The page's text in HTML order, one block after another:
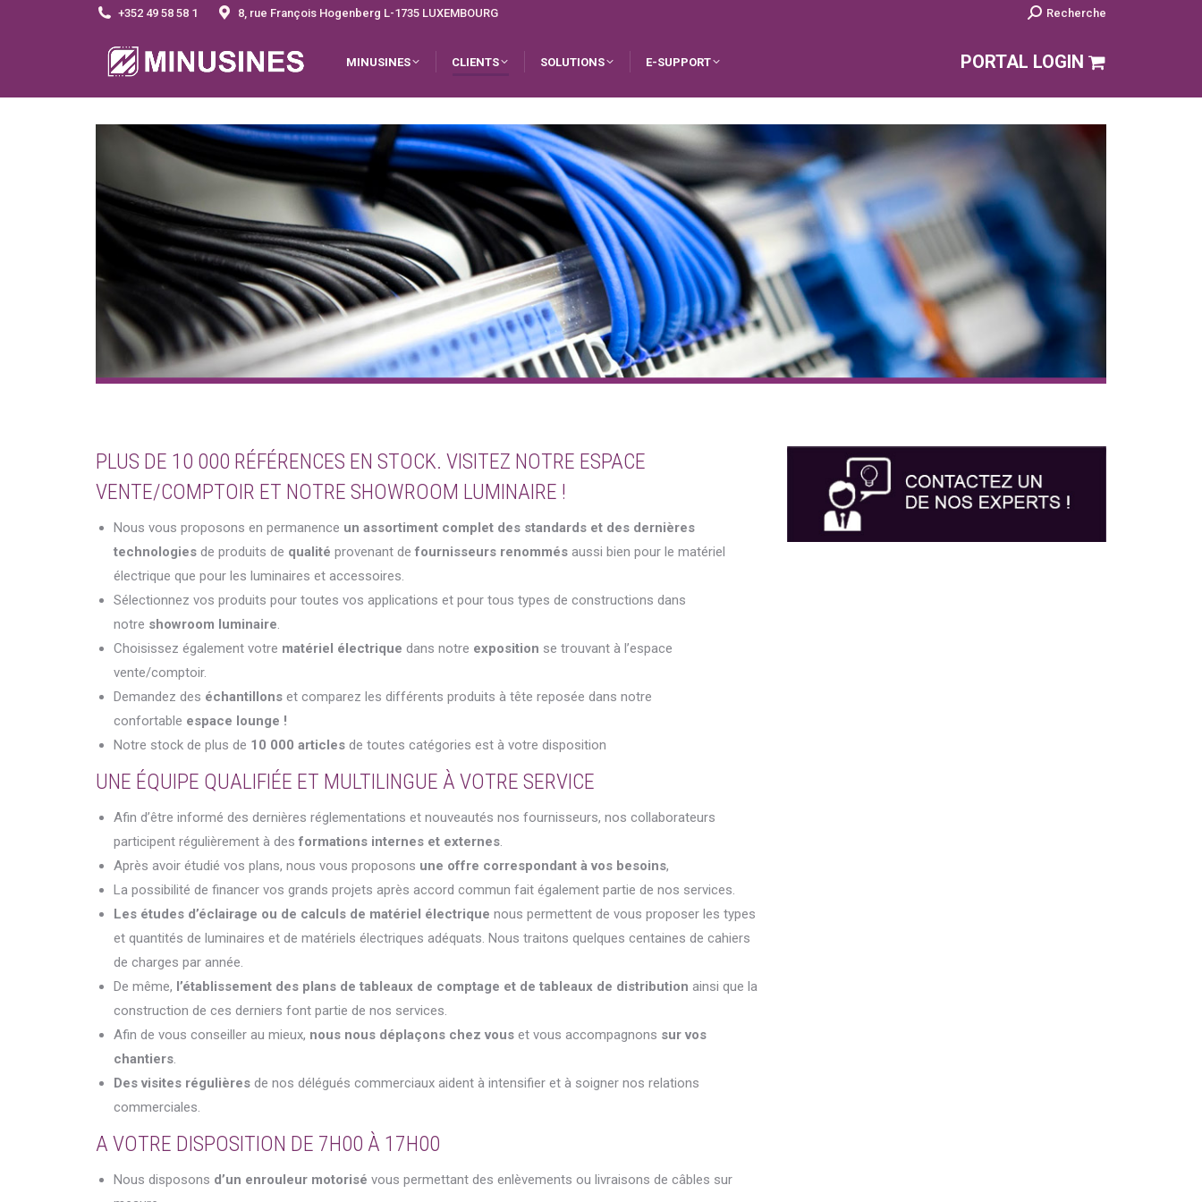
+352 49 58 58 1 8, rue François Hogenberg L-1735 LUXEMBOURG Search:Recherche
MINUSINES CLIENTS SOLUTIONS E-SUPPORT PORTAL LOGIN
PLUS DE 10 000 RÉFÉRENCES EN STOCK. VISITEZ NOTRE ESPACE
VENTE/COMPTOIR ET NOTRE SHOWROOM LUMINAIRE !
Nous vous proposons en permanence un assortiment complet des standards et des dernières
technologies de produits de qualité provenant de fournisseurs renommés aussi bien pour le matériel
électrique que pour les luminaires et accessoires.
Sélectionnez vos produits pour toutes vos applications et pour tous types de constructions dans
notre showroom luminaire.
Choisissez également votre matériel électrique dans notre exposition se trouvant à l’espace
vente/comptoir.
Demandez des échantillons et comparez les différents produits à tête reposée dans notre
confortable espace lounge !
Notre stock de plus de 10 000 articles de toutes catégories est à votre disposition
UNE ÉQUIPE QUALIFIÉE ET MULTILINGUE À VOTRE SERVICE
Afin d’être informé des dernières réglementations et nouveautés nos fournisseurs, nos collaborateurs
participent régulièrement à des formations internes et externes.
Après avoir étudié vos plans, nous vous proposons une offre correspondant à vos besoins,
La possibilité de financer vos grands projets après accord commun fait également partie de nos services.
Les études d’éclairage ou de calculs de matériel électrique nous permettent de vous proposer les types
et quantités de luminaires et de matériels électriques adéquats. Nous traitons quelques centaines de cahiers
de charges par année.
De même, l’établissement des plans de tableaux de comptage et de tableaux de distribution ainsi que la
construction de ces derniers font partie de nos services.
Afin de vous conseiller au mieux, nous nous déplaçons chez vous et vous accompagnons sur vos
chantiers.
Des visites régulières de nos délégués commerciaux aident à intensifier et à soigner nos relations
commerciales.
A VOTRE DISPOSITION DE 7H00 À 17H00
Nous disposons d’un enrouleur motorisé vous permettant des enlèvements ou livraisons de câbles sur